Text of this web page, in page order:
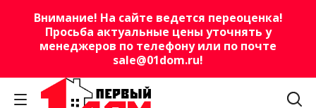
Внимание! На сайте ведется переоценка!
Просьба актуальные цены уточнять у
менеджеров по телефону или по почте
sale@01dom.ru!